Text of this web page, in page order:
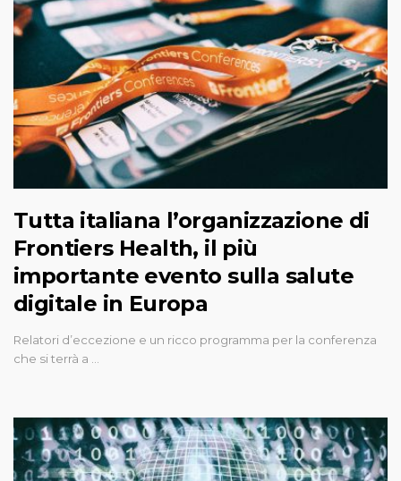
Tutta italiana l’organizzazione di
Frontiers Health, il più
importante evento sulla salute
digitale in Europa
Relatori d’eccezione e un ricco programma per la conferenza
che si terrà a …